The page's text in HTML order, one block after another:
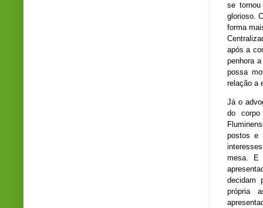
se
glorioso.
forma
após a
penhora
possa
relação a
Já o
do
postos e
mesa. E
decidam
própria